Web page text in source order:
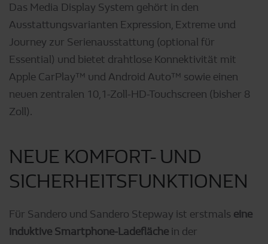
Das Media Display System gehört in den
Ausstattungsvarianten Expression, Extreme und
Journey zur Serienausstattung (optional für
Essential) und bietet drahtlose Konnektivität mit
Apple CarPlay™ und Android Auto™ sowie einen
neuen zentralen 10,1-Zoll-HD-Touchscreen (bisher 8
Zoll).
NEUE KOMFORT- UND
SICHERHEITSFUNKTIONEN
Für Sandero und Sandero Stepway ist erstmals eine
induktive Smartphone-Ladefläche in der